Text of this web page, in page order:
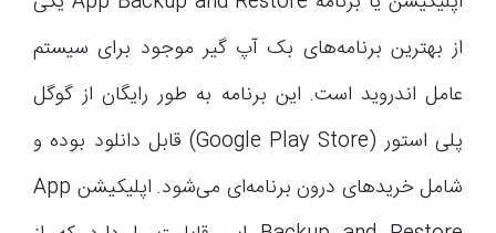
از بهترین برنامه‌های بک آپ گیر موجود برای سیستم
عامل اندروید است. این برنامه به طور رایگان از گوگل
پلی استور (Google Play Store) قابل دانلود بوده و
شامل خریدهای درون برنامه‌ای می‌شود. اپلیکیشن App